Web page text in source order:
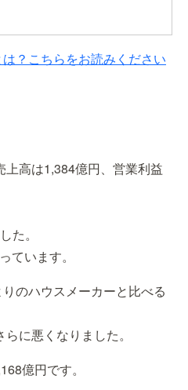
？こちらをお読みください
高は1,384億円、営業利益
た。
ています。
のハウスメーカーと比べる
に悪くなりました。
億円です。